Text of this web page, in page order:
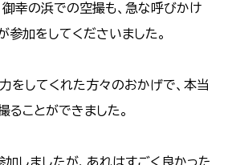
御幸の浜での空撮も、急な呼びかけ
参加をしてくださいました。
をしてくれた方々のおかげで、本当
ることができました。
加しましたが、あれはすごく良かった